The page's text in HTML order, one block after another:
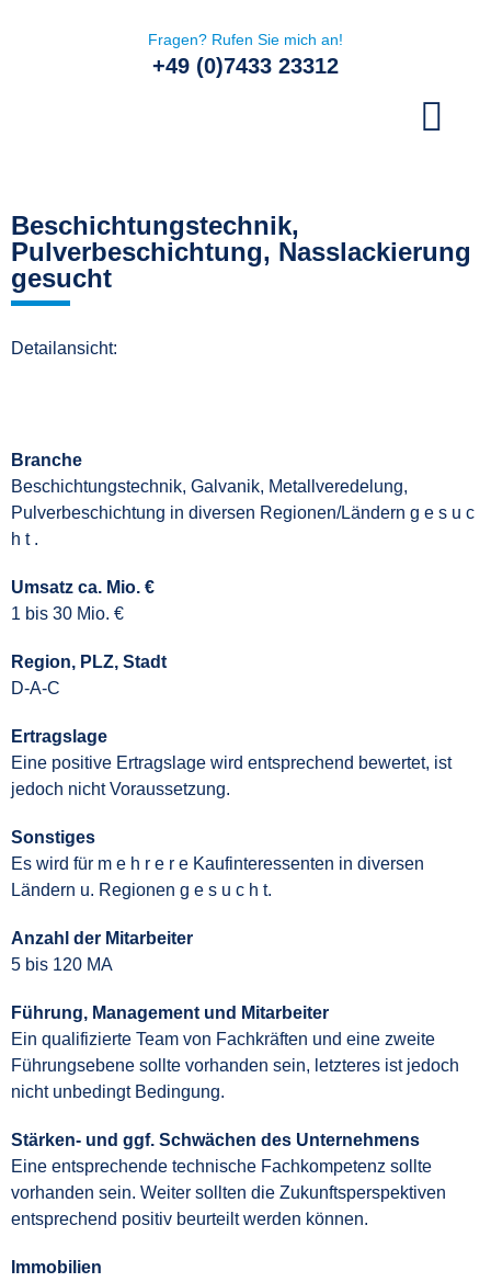
Fragen? Rufen Sie mich an!
+49 (0)7433 23312
Beschichtungstechnik,
Pulverbeschichtung, Nasslackierung
gesucht
Detailansicht:
Branche
Beschichtungstechnik, Galvanik, Metallveredelung,
Pulverbeschichtung in diversen Regionen/Ländern g e s u c
h t .
Umsatz ca. Mio. €
1 bis 30 Mio. €
Region, PLZ, Stadt
D-A-C
Ertragslage
Eine positive Ertragslage wird entsprechend bewertet, ist
jedoch nicht Voraussetzung.
Sonstiges
Es wird für m e h r e r e Kaufinteressenten in diversen
Ländern u. Regionen g e s u c h t.
Anzahl der Mitarbeiter
5 bis 120 MA
Führung, Management und Mitarbeiter
Ein qualifizierte Team von Fachkräften und eine zweite
Führungsebene sollte vorhanden sein, letzteres ist jedoch
nicht unbedingt Bedingung.
Stärken- und ggf. Schwächen des Unternehmens
Eine entsprechende technische Fachkompetenz sollte
vorhanden sein. Weiter sollten die Zukunftsperspektiven
entsprechend positiv beurteilt werden können.
Immobilien